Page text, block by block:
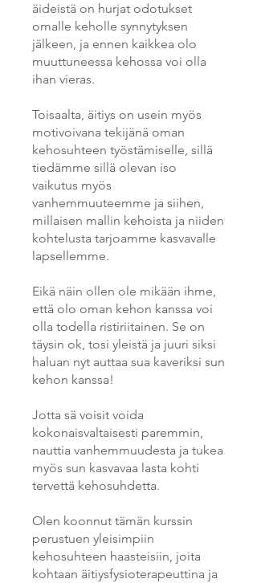
äideistä on hurjat odotukset
omalle keholle synnytyksen
jälkeen, ja ennen kaikkea olo
muuttuneessa kehossa voi olla
ihan vieras.
Toisaalta, äitiys on usein myös
motivoivana tekijänä oman
kehosuhteen työstämiselle, sillä
tiedämme sillä olevan iso
vaikutus myös
vanhemmuuteemme ja siihen,
millaisen mallin kehoista ja niiden
kohtelusta tarjoamme kasvavalle
lapsellemme.
Eikä näin ollen ole mikään ihme,
että olo oman kehon kanssa voi
olla todella ristiriitainen. Se on
täysin ok, tosi yleistä ja juuri siksi
haluan nyt auttaa sua kaveriksi sun
kehon kanssa!
Jotta sä voisit voida
kokonaisvaltaisesti paremmin,
nauttia vanhemmuudesta ja tukea
myös sun kasvavaa lasta kohti
tervettä kehosuhdetta.
Olen koonnut tämän kurssin
perustuen yleisimpiin
kehosuhteen haasteisiin, joita
kohtaan äitiysfysioterapeuttina ja